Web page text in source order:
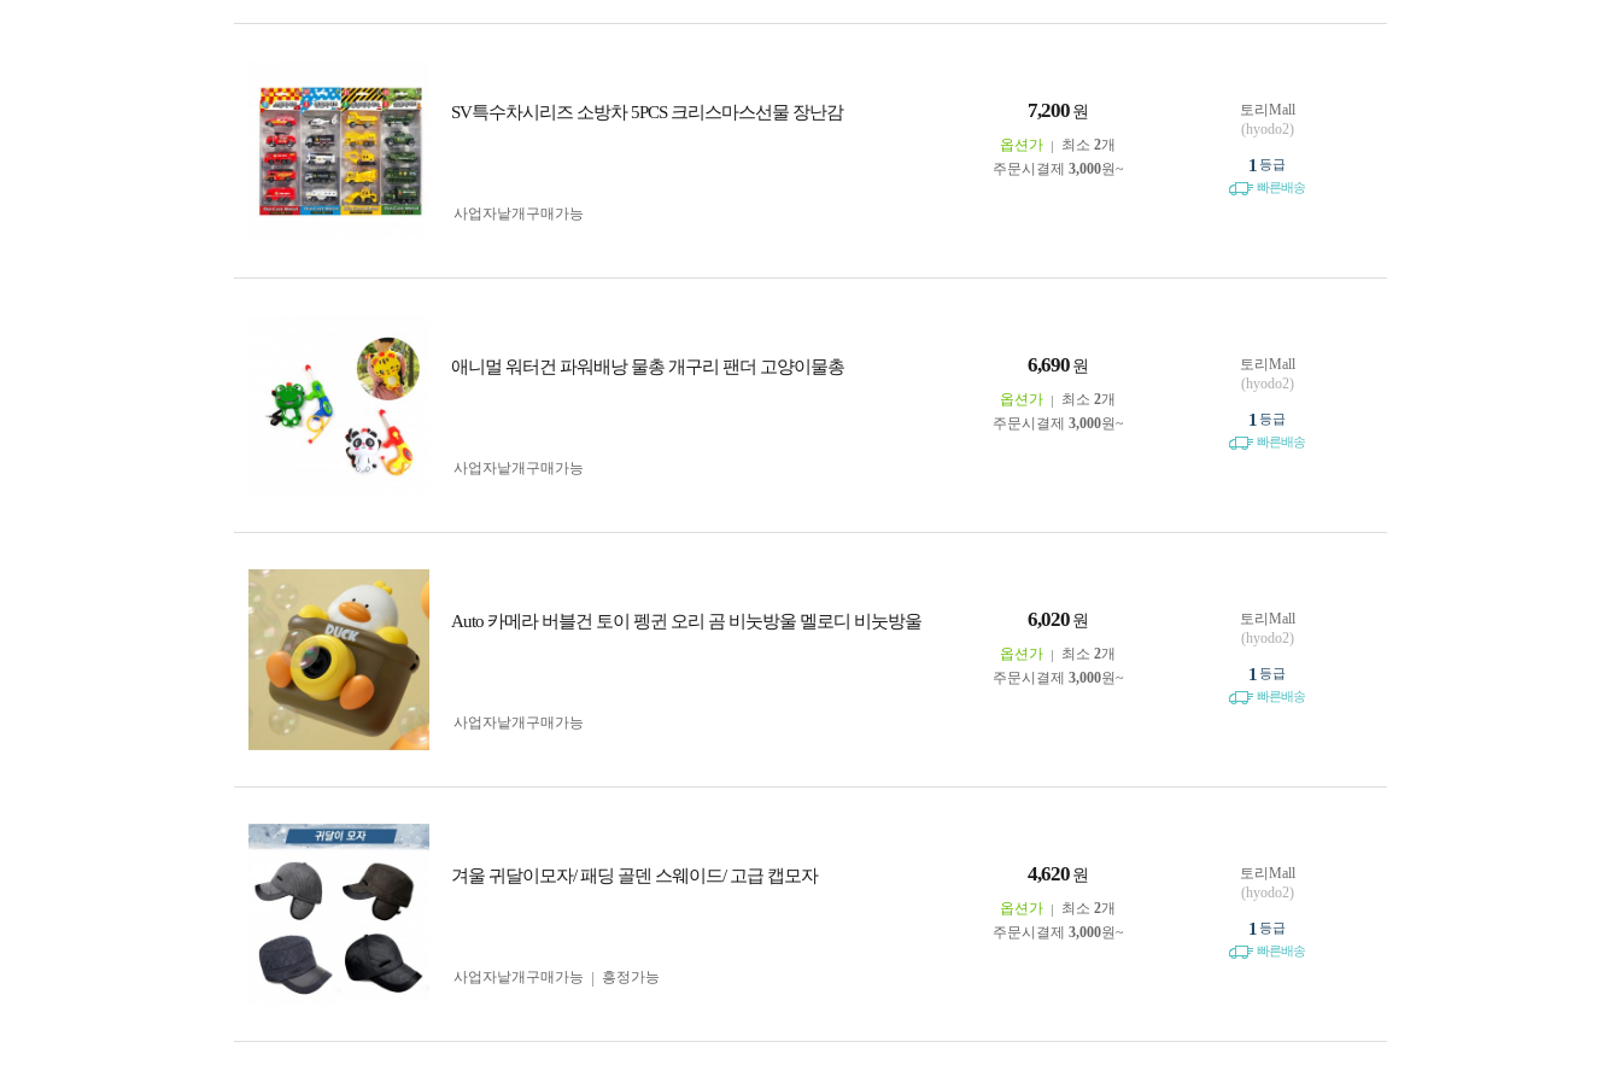
SV특수차시리즈 소방차 5PCS 크리스마스선물 장난감 7,200 원
옵션가 최소 2개
주문시결제 3,000원~
사업자 낱개구매가능
토리Mall
(hyodo2)
1 등급
빠른배송
애니멀 워터건 파워배낭 물총 개구리 팬더 고양이물총 6,690 원
옵션가 최소 2개
주문시결제 3,000원~
사업자 낱개구매가능
토리Mall
(hyodo2)
1 등급
빠른배송
Auto 카메라 버블건 토이 펭귄 오리 곰 비눗방울 멜로디 비눗방울 6,020 원
옵션가 최소 2개
주문시결제 3,000원~
사업자 낱개구매가능
토리Mall
(hyodo2)
1 등급
빠른배송
겨울 귀달이모자/ 패딩 골덴 스웨이드/ 고급 캡모자 4,620 원
옵션가 최소 2개
주문시결제 3,000원~
사업자 낱개구매가능 흥정가능
토리Mall
(hyodo2)
1 등급
빠른배송